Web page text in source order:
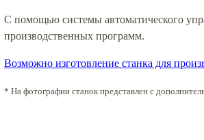
С помощью системы автоматического
производственных программ.
Возможно изготовление станка для
* На фотографии станок представлен с